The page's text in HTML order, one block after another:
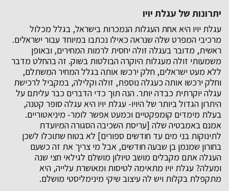
יתרונות של עגלת יויו
עגלת יויו היא אחת העגלות הנמכרות בישראל, בגלל מכלול
מרכיבי המפרט שלה שנראה כאילו נכתבו במיוחד עבור ישראלים.
ראשית, מדובר בעגלה זולה יחסית לרמות המחירים, ובאופן
משמעותי זולה מעגלות היוקרה הבולטות בשוק. זה בהחלט מדבר
ללא מעט ישראלים, חלק ירכשו אותה בגלל המחיר המשתלם,
וחלק ירכשו אותה כעגלה נוספת, זולה וקלילה, במקביל לרכישת
עגלה יוקרתית כבדה יותר. הנה תוך כדי הדברים כבר עליתם על
היתרון הגדול ביותר של היויו- עגלת יויו היא עגלה סופר קטנה,
בעלת מימדים קומפקטיים וכמעט אפשר לומר- מיניאטוריים.
אמנם באמבטיה שלה [עריסת השכיבה הסגורה המיועדת
לתינוקות בני מים עד חודשים ספורים] לא בטוח שתוכלו לשכן
בחורון שמנמן בן שבעה חודשים, אבל מי צריך את זה כשעם
העגלה אתם מקבלים מושב טיולון מושלם לגילאי חצי שנה
ומעלה? עגלת יויו מתאימה לטיסות ומאושרת עלייה, היא
מתקפלת בקלות ויש לה עיצוב שיקי מינימליסטי מושלם.